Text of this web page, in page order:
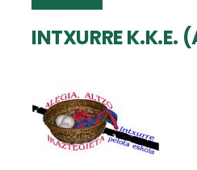
INTXURRE K.K.E.